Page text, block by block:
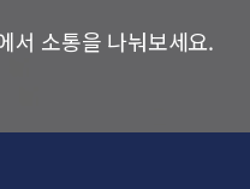
서 소통을 나눠보세요.